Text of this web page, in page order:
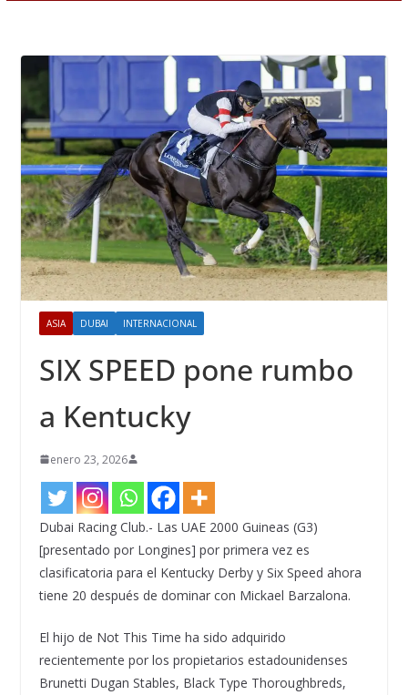
ASIA DUBAI INTERNACIONAL
SIX SPEED pone rumbo
a Kentucky
enero 23, 2026
Dubai Racing Club.- Las UAE 2000 Guineas (G3)
[presentado por Longines] por primera vez es
clasificatoria para el Kentucky Derby y Six Speed ahora
tiene 20 después de dominar con Mickael Barzalona.
El hijo de Not This Time ha sido adquirido
recientemente por los propietarios estadounidenses
Brunetti Dugan Stables, Black Type Thoroughbreds,